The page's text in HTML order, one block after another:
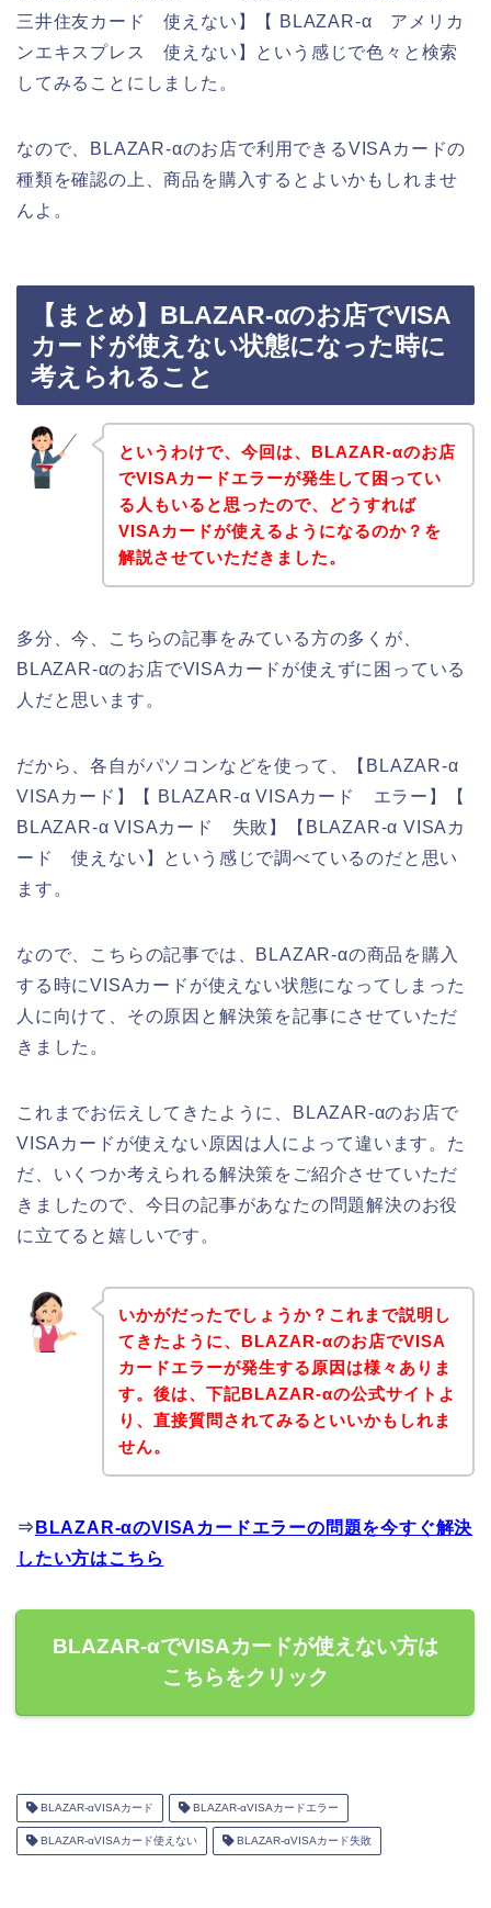
三井住友カード 使えない】【 BLAZAR-α アメリカ
ンエキスプレス 使えない】という感じで色々と検索
してみることにしました。
なので、BLAZAR-αのお店で利用できるVISAカードの
種類を確認の上、商品を購入するとよいかもしれませ
んよ。
【まとめ】BLAZAR-αのお店でVISA
カードが使えない状態になった時に
考えられること
というわけで、今回は、BLAZAR-αのお店
でVISAカードエラーが発生して困ってい
る人もいると思ったので、どうすれば
VISAカードが使えるようになるのか？を
解説させていただきました。
多分、今、こちらの記事をみている方の多くが、
BLAZAR-αのお店でVISAカードが使えずに困っている
人だと思います。
だから、各自がパソコンなどを使って、【BLAZAR-α
VISAカード】【 BLAZAR-α VISAカード エラー】【
BLAZAR-α VISAカード 失敗】【BLAZAR-α VISAカ
ード 使えない】という感じで調べているのだと思い
ます。
なので、こちらの記事では、BLAZAR-αの商品を購入
する時にVISAカードが使えない状態になってしまった
人に向けて、その原因と解決策を記事にさせていただ
きました。
これまでお伝えしてきたように、BLAZAR-αのお店で
VISAカードが使えない原因は人によって違います。た
だ、いくつか考えられる解決策をご紹介させていただ
きましたので、今日の記事があなたの問題解決のお役
に立てると嬉しいです。
いかがだったでしょうか？これまで説明し
てきたように、BLAZAR-αのお店でVISA
カードエラーが発生する原因は様々ありま
す。後は、下記BLAZAR-αの公式サイトよ
り、直接質問されてみるといいかもしれま
せん。
⇒ BLAZAR-αのVISAカードエラーの問題を今すぐ解決
したい方はこちら
BLAZAR-αでVISAカードが使えない方は
こちらをクリック
BLAZAR-αVISAカード BLAZAR-αVISAカードエラー
BLAZAR-αVISAカード使えない BLAZAR-αVISAカード失敗